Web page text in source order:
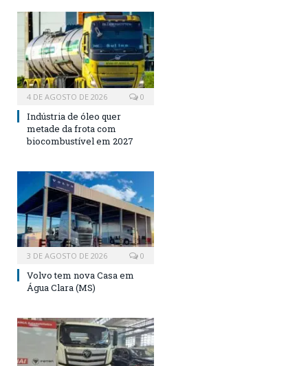
4 DE AGOSTO DE 2026 0
Indústria de óleo quer
metade da frota com
biocombustível em 2027
3 DE AGOSTO DE 2026 0
Volvo tem nova Casa em
Água Clara (MS)